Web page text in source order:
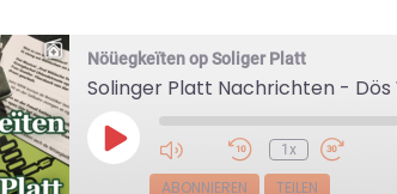
Nöüegkeïten op Soliger Platt
Play
Episode
1x
ABONNIEREN TEILEN